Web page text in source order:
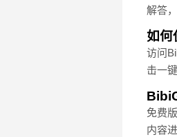
解答
如何
访问
击一
免费
内容